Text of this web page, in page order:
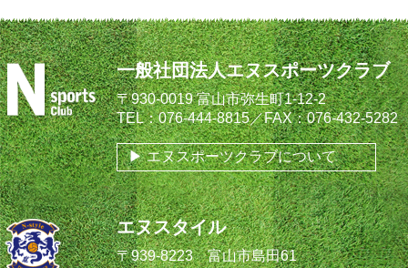
一般社団法人エヌスポーツクラブ
〒930-0019 富山市弥生町1-12-2
TEL：076-444-8815／FAX：076-432-5282
エヌスポーツクラブについて
エヌスタイル
〒939-8223 富山市島田61